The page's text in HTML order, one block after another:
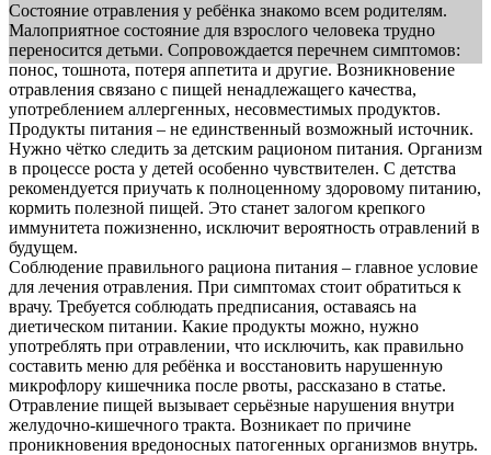
Состояние отравления у ребёнка знакомо всем родителям.
Малоприятное состояние для взрослого человека трудно
переносится детьми. Сопровождается перечнем симптомов:
понос, тошнота, потеря аппетита и другие. Возникновение
отравления связано с пищей ненадлежащего качества,
употреблением аллергенных, несовместимых продуктов.
Продукты питания – не единственный возможный источник.
Нужно чётко следить за детским рационом питания. Организм
в процессе роста у детей особенно чувствителен. С детства
рекомендуется приучать к полноценному здоровому питанию,
кормить полезной пищей. Это станет залогом крепкого
иммунитета пожизненно, исключит вероятность отравлений в
будущем.
Соблюдение правильного рациона питания – главное условие
для лечения отравления. При симптомах стоит обратиться к
врачу. Требуется соблюдать предписания, оставаясь на
диетическом питании. Какие продукты можно, нужно
употреблять при отравлении, что исключить, как правильно
составить меню для ребёнка и восстановить нарушенную
микрофлору кишечника после рвоты, рассказано в статье.
Отравление пищей вызывает серьёзные нарушения внутри
желудочно-кишечного тракта. Возникает по причине
проникновения вредоносных патогенных организмов внутрь.